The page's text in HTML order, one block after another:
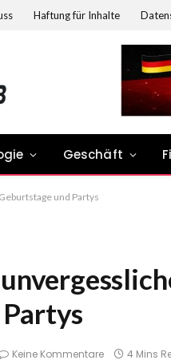
Haftung für Inhalte
Geschäft
und Partys
Keine Kommentare 4 Mins